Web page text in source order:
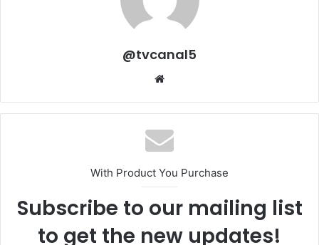
@tvcanal5
With Product You Purchase
Subscribe to our mailing list
to get the new updates!